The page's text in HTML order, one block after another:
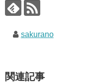
sakurano
関連記事